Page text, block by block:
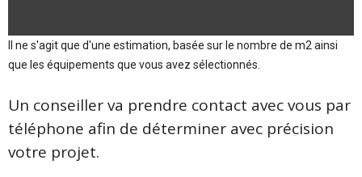
Il ne s'agit que d'une estimation, basée sur le nombre de m2 ainsi
que les équipements que vous avez sélectionnés.
Un conseiller va prendre contact avec vous par
téléphone afin de déterminer avec précision
votre projet.